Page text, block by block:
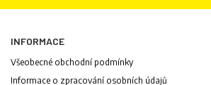
INFORMACE
Všeobecné obchodní podmínky
Informace o zpracování osobních údajů